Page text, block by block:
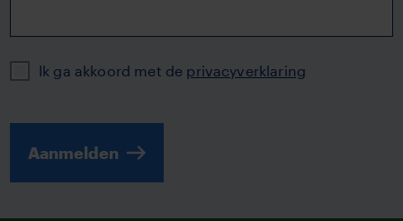
PrivacyIk ga akkoord met de privacyverklaring